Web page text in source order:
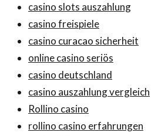
casino slots auszahlung
casino freispiele
casino curacao sicherheit
online casino seriös
casino deutschland
casino auszahlung vergleich
Rollino casino
rollino casino erfahrungen